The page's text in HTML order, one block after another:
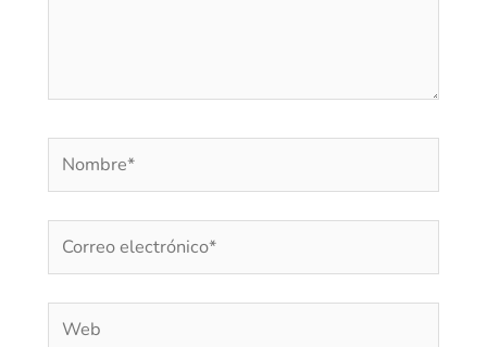
Nombre*
Correo
electrónico*
Web